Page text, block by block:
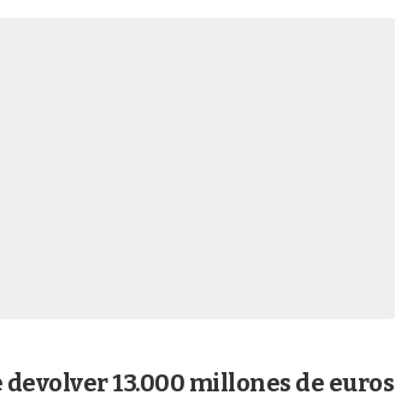
13.000 millones de euros